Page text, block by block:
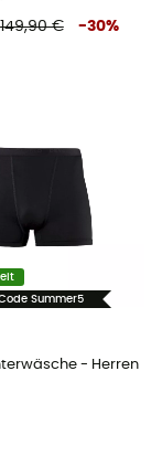
149,90 € -30%
Summer5
- Herren